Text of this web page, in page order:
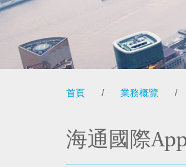
首頁 / 業務概覽 /
海通國際